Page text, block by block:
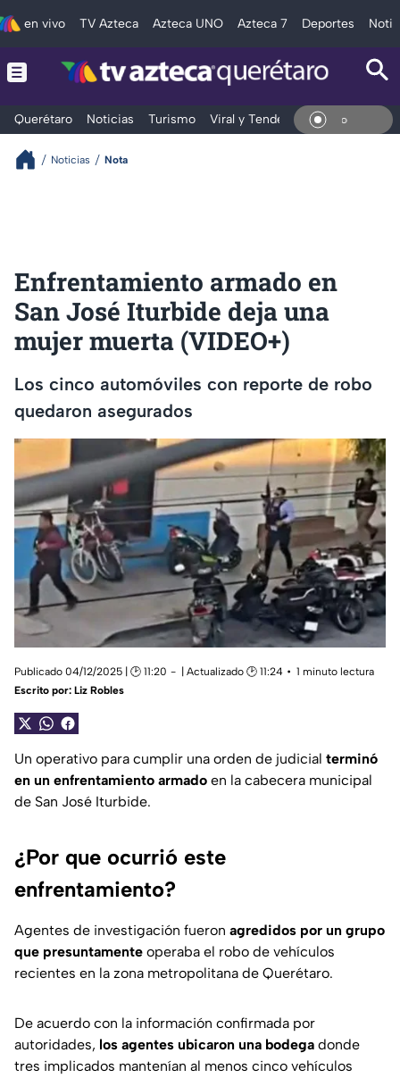
en vivo TV Azteca Azteca UNO Azteca 7 Deportes
Querétaro Noticias Turismo Viral y Tendencia Clima En
Noticias Nota
Enfrentamiento armado en
San José Iturbide deja una
mujer muerta (VIDEO+)
Los cinco automóviles con reporte de robo
quedaron asegurados
Publicado 04/12/2025 | 🕑 11:20 | Actualizado 🕑 11:24
1 minuto lectura
Escrito por: Liz Robles
Un operativo para cumplir una orden de judicial terminó
en un enfrentamiento armado en la cabecera municipal
de San José Iturbide.
¿Por que ocurrió este
enfrentamiento?
Agentes de investigación fueron agredidos por un grupo
que presuntamente operaba el robo de vehículos
recientes en la zona metropolitana de Querétaro.
De acuerdo con la información confirmada por
autoridades, los agentes ubicaron una bodega donde
tres implicados mantenían al menos cinco vehículos